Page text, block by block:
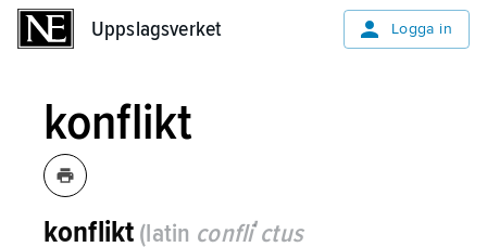
Uppslagsverket Logga in
konflikt
konflikt (latin confliʹctus